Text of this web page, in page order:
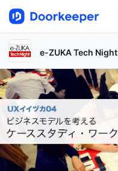
e-ZUKA Tech Night